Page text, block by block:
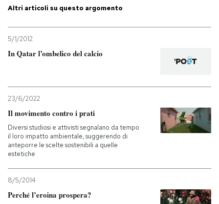
Economia
NEWSLETTER
I MIEI PREFERITI
CALENDARIO
Altri articoli su questo argomento
5/1/2012
In Qatar l’ombelico del calcio
23/6/2022
Il movimento contro i prati
Diversi studiosi e attivisti segnalano da tempo
il loro impatto ambientale, suggerendo di
anteporre le scelte sostenibili a quelle
estetiche
8/5/2014
Perché l’eroina prospera?